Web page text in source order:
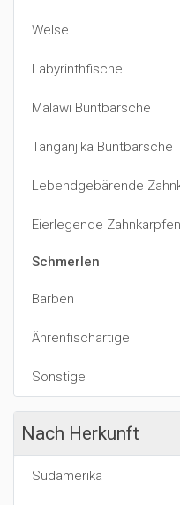
Welse
Labyrinthfische
Malawi Buntbarsche
Tanganjika Buntbarsche
Lebendgebärende
Eierlegende Zahnkarpfen
Schmerlen
Barben
Ährenfischartige
Sonstige
Nach Herkunft
Südamerika